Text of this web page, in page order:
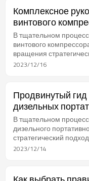
облегчения
подогнанного под
Комплексное
винтового
частотой
В тщательном
винтового
вращения
подход является
облегчения
адаптированного к
требованиям.
2023/12/16
Продвинутый
дизельных
компрессоров
В тщательном
дизельного
стратегический
техническими
чтобы облегчить
2023/12/14